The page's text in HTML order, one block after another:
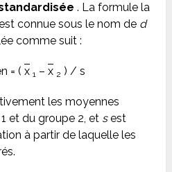
. La formule la
connue sous le nom de d
comme suit :
= ( x 1 – x 2 ) / s
les moyennes
et du groupe 2, et sest
à partir de laquelle les